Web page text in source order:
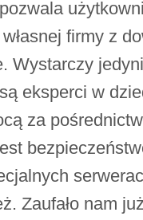
firmy z
Wystarczy
eksperci w
za
Zaufało nam